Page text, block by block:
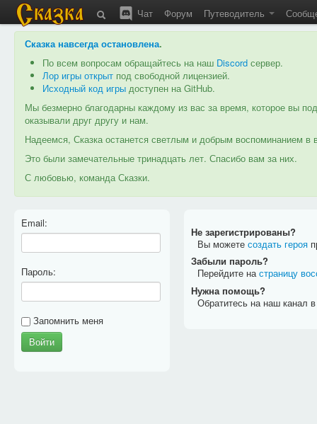
Чат Форум Путеводитель
Сказка навсегда остановлена.
По всем вопросам обращайтесь на наш Discord сервер.
Лор игры открыт под свободной лицензией.
Исходный код игры доступен на GitHub.
Мы безмерно благодарны каждому из вас за время, которое вы
оказывали друг другу и нам.
Надеемся, Сказка останется светлым и добрым воспоминанием
Это были замечательные тринадцать лет. Спасибо вам за них.
С любовью, команда Сказки.
Email:
Пароль:
Запомнить меня
Не зарегистрированы?
Вы можете создать героя
Забыли пароль?
Перейдите настраницу
Нужна помощь?
Обратитесь на наш канал